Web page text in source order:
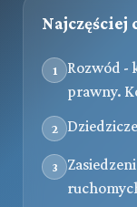
Najczęściej
1
Rozwód -
prawny.
2
3